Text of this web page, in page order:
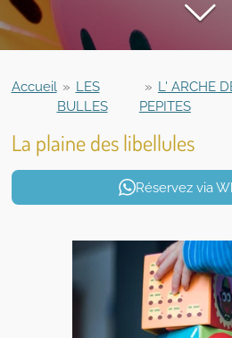
Accueil » LES
BULLES
» L' ARCHE
PEPITES
La plaine des libellules
Réservez via